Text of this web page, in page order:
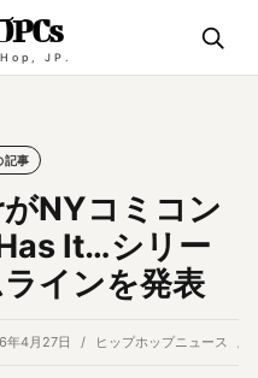
JP.
記事
NYコミコン
It…シリー
インを発表
年4月27日 ヒップホップニュース